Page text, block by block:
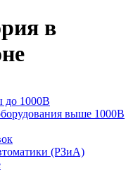
в
до 1000В
выше 1000В
(РЗиА)